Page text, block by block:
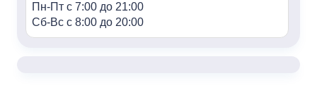
Пн-Пт с 7:00 до 21:00
Сб-Вс с 8:00 до 20:00